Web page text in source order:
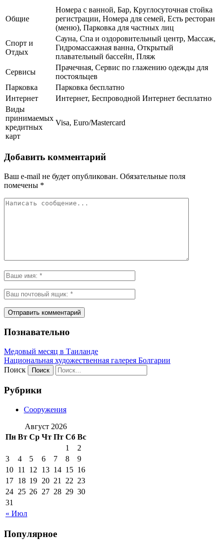
Общие
Номера с ванной, Бар, Круглосуточная стойка
регистрации, Номера для семей, Есть ресторан
(меню), Парковка для частных лиц
Спорт и
Отдых
Сауна, Спа и оздоровительный центр, Массаж,
Гидромассажная ванна, Открытый
плавательный бассейн, Пляж
Сервисы
Прачечная, Сервис по глажению одежды для
постояльцев
Парковка
Парковка бесплатно
Интернет
Интернет, Беспроводной Интернет бесплатно
Виды
принимаемых
кредитных
карт
Visa, Euro/Mastercard
Добавить комментарий
Ваш e-mail не будет опубликован. Обязательные поля
помечены *
Познавательно
Медовый месяц в Таиланде
Национальная художественная галерея Болгарии
Поиск
Рубрики
Сооружения
Август 2026
Пн Вт Ср Чт Пт Сб Вс
« Июл
1
2
3
4 5 6 7 8
9
10 11 12 13 14 15 16
17 18 19 20 21 22 23
24 25 26 27 28 29 30
31
Популярное